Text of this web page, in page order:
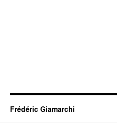
Frédéric Giamarchi